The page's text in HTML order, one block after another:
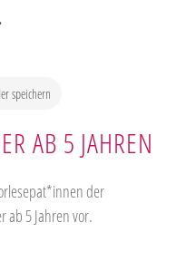
speichern
AB 5 JAHREN
der
ab 5 Jahren vor.